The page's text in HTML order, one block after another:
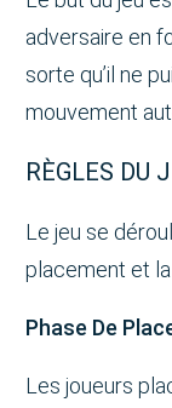
adversaire en
sorte qu’il ne
mouvement
RÈGLES DU
Le jeu se
placement et
Phase De
Les joueurs